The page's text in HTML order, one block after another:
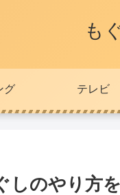
も
グ テレビ
しのやり方